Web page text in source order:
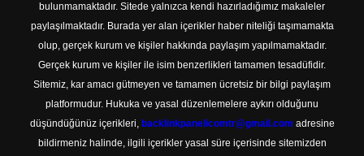
bulunmamaktadır. Sitede yalnızca kendi hazırladığımız makaleler
paylaşılmaktadır. Burada yer alan içerikler haber niteliği taşımamakta
olup, gerçek kurum ve kişiler hakkında paylaşım yapılmamaktadır.
Gerçek kurum ve kişiler ile isim benzerlikleri tamamen tesadüfidir.
Sitemiz, kar amacı gütmeyen ve tamamen ücretsiz bir bilgi paylaşım
platformudur. Hukuka ve yasal düzenlemelere aykırı olduğunu
düşündüğünüz içerikleri, backlinkpanelicomtr@gmail.com adresine
bildirmeniz halinde, ilgili içerikler yasal süre içerisinde sitemizden